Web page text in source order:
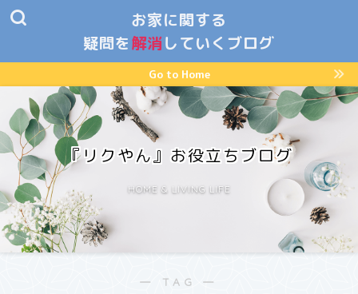
お家に関する
疑問を 解消 していくブログ
Go to Home
『リクやん』お役立ちブログ
HOME & LIVING LIFE
― TAG ―